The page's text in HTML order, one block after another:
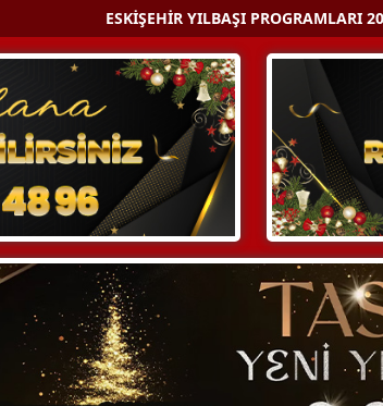
ESKIŞEHIR YILBAŞI PROGRAMLARI